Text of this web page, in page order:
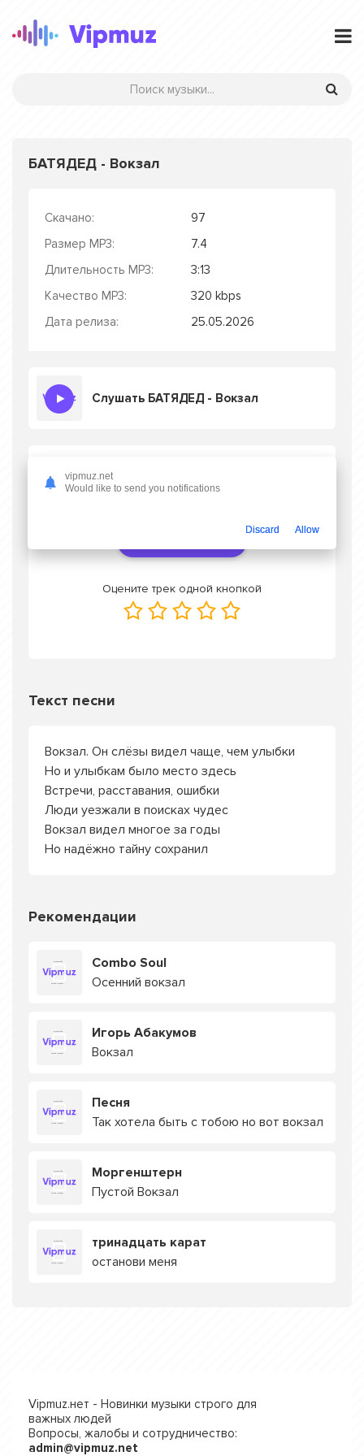
БАТЯДЕД - Вокзал
Скачано:
97
Размер MP3:
7.4
Длительность MP3:
3:13
Качество MP3:
320 kbps
Дата релиза:
25.05.2026
Слушать БАТЯДЕД - Вокзал
Скачать песню БАТЯДЕД - Вокзал
или слушать онлайн бесплатно
Оцените трек одной кнопкой
Текст песни
Вокзал. Он слёзы видел чаще, чем улыбки
Но и улыбкам было место здесь
Встречи, расставания, ошибки
Люди уезжали в поисках чудес
Вокзал видел многое за годы
Но надёжно тайну сохранил
Рекомендации
Combo Soul
Осенний вокзал
Игорь Абакумов
Вокзал
Песня
Так хотела быть с тобою но вот вокзал
Моргенштерн
Пустой Вокзал
тринадцать карат
останови меня
Vipmuz.нет - Новинки музыки строго для
важных людей
Вопросы, жалобы и сотрудничество:
admin@vipmuz.net
vipmuz.net
Would like to send you notifications
Discard Allow